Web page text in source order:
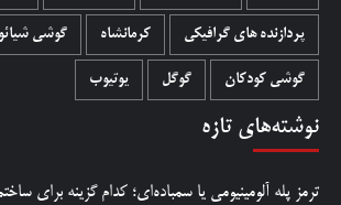
پردازنده های گرافیکی کرمانشاه گوشی
گوشی کودکان گوگل یوتیوب
نوشته‌های تازه
ترمز پله آلومینیومی یا سمباده‌ای؛ کدام گزینه برای